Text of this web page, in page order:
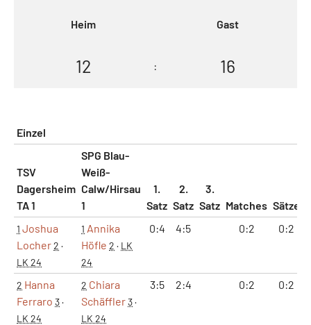
Heim Gast
12 : 16
Einzel
TSV
Dagersheim
TA 1
SPG Blau-
Weiß-
Calw/Hirsau
1
1.
Satz
2.
Satz
3.
Satz Matches Sätze
1 Joshua
Locher2 ·
LK 24
1 Annika
Höfle 2 · LK
24
0:4 4:5 0:2 0:2
2 Hanna
Ferraro 3·
LK 24
2 Chiara
Schäffler3·
LK 24
3:5 2:4 0:2 0:2